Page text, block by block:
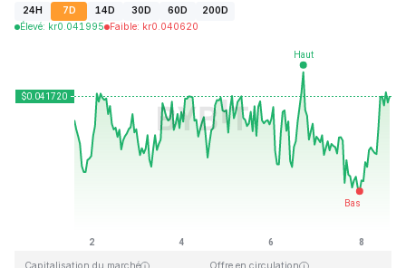
24H 7D 14D 30D 60D
200D
Élevé: kr0.041995 Faible: kr0.040620
kr0.040542